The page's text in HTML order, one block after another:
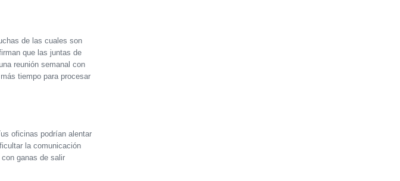
de las cuales son
que las juntas de
reunión semanal con
tiempo para procesar
oficinas podrían alentar
la comunicación
ganas de salir